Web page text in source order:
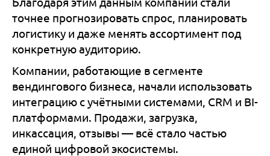
точнее прогнозировать спрос, планировать
логистику и даже менять ассортимент под
конкретную аудиторию.
Компании, работающие в сегменте
вендингового бизнеса, начали использовать
интеграцию с учётными системами, CRM и BI-
платформами. Продажи, загрузка,
инкассация, отзывы — всё стало частью
единой цифровой экосистемы.